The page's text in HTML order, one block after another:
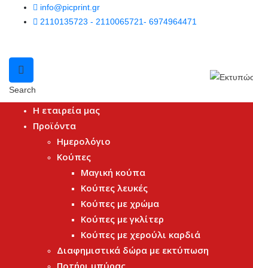
info@picprint.gr
2110135723 - 2110065721- 6974964471
Search
Η εταιρεία μας
Προϊόντα
Ημερολόγιο
Κούπες
Μαγική κούπα
Κούπες λευκές
Κούπες με χρώμα
Κούπες με γκλίτερ
Κούπες με χερούλι καρδιά
Διαφημιστικά δώρα με εκτύπωση